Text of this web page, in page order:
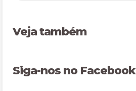
Veja também
Siga-nos no Facebook